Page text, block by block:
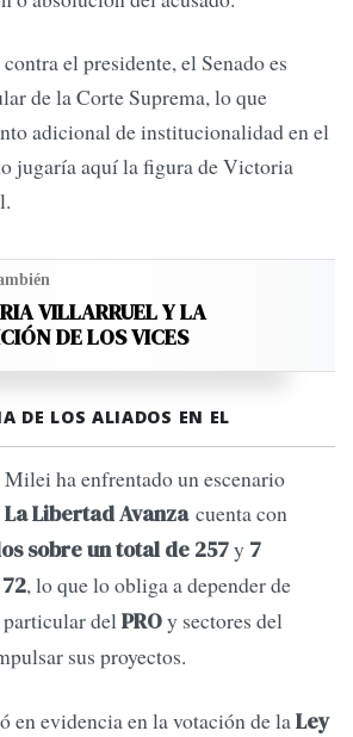
el presidente, el Senado es
de la Corte Suprema, lo que
adicional de institucionalidad en el
jugaría aquí la figura de Victoria
VILLARRUEL Y LA
DE LOS VICES
DE LOS ALIADOS EN EL
Milei ha enfrentado un escenario
La Libertad Avanzacuenta con
sobre un total de 257y 7
, lo que lo obliga a depender de
delPROy sectores del
sus proyectos.
en evidencia en la votación de laLey